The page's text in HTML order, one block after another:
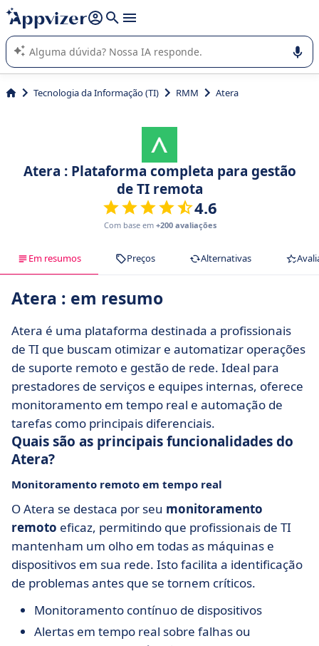
de nossa IA (várias linhas com
A IA do Appvizer o orienta no uso ou na seleção de software
SaaS para sua empresa.
Tecnologia da Informação (TI) RMM Atera
Atera : Plataforma completa para gestão
de TI remota
4.6
Com base em +200 avaliações
Em resumos Preços Alternativas
Atera : em resumo
Atera é uma plataforma destinada a profissionais
de TI que buscam otimizar e automatizar operações
de suporte remoto e gestão de rede. Ideal para
prestadores de serviços e equipes internas, oferece
monitoramento em tempo real e automação de
tarefas como principais diferenciais.
Quais são as principais funcionalidades do
Atera?
Monitoramento remoto em tempo real
O Atera se destaca por seu monitoramento
remoto eficaz, permitindo que profissionais de TI
mantenham um olho em todas as máquinas e
dispositivos em sua rede. Isto facilita a identificação
de problemas antes que se tornem críticos.
Monitoramento contínuo de dispositivos
Alertas em tempo real sobre falhas ou